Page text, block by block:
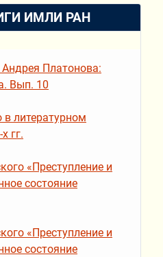
ИМЛИ РАН
Платонова:
Вып. 10
литературном
гг.
«Преступление и
состояние
«Преступление и
состояние